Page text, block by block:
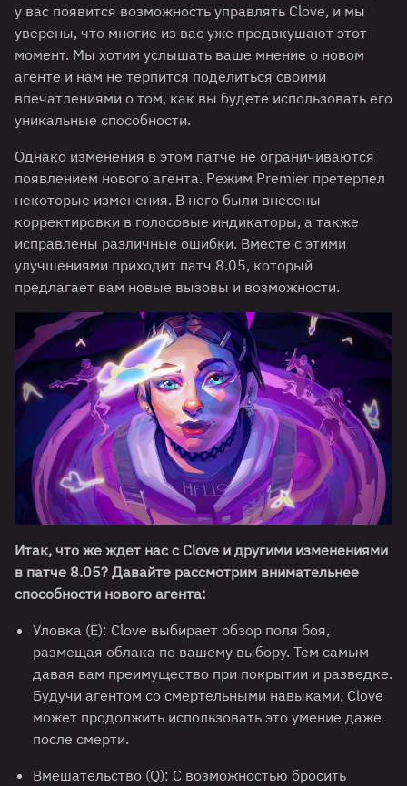
у вас появится возможность управлять Clove, и мы
уверены, что многие из вас уже предвкушают этот
момент. Мы хотим услышать ваше мнение о новом
агенте и нам не терпится поделиться своими
впечатлениями о том, как вы будете использовать его
уникальные способности.
Однако изменения в этом патче не ограничиваются
появлением нового агента. Режим Premier претерпел
некоторые изменения. В него были внесены
корректировки в голосовые индикаторы, а также
исправлены различные ошибки. Вместе с этими
улучшениями приходит патч 8.05, который
предлагает вам новые вызовы и возможности.
Итак, что же ждет нас с Clove и другими изменениями
в патче 8.05? Давайте рассмотрим внимательнее
способности нового агента:
Уловка (E): Clove выбирает обзор поля боя,
размещая облака по вашему выбору. Тем самым
давая вам преимущество при покрытии и разведке.
Будучи агентом со смертельными навыками, Clove
может продолжить использовать это умение даже
после смерти.
Вмешательство (Q): С возможностью бросить